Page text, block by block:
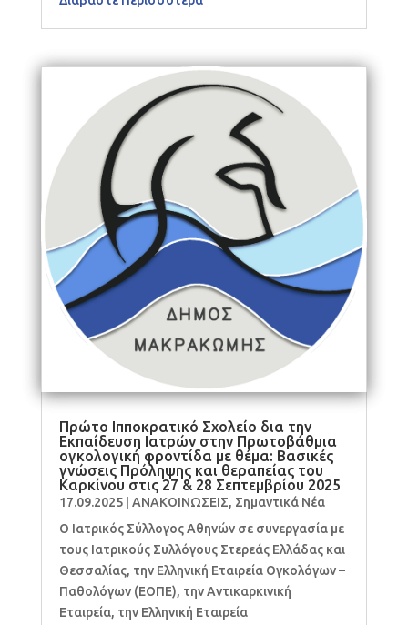
Πρώτο Ιπποκρατικό Σχολείο δια την
Εκπαίδευση Ιατρών στην Πρωτοβάθμια
ογκολογική φροντίδα με θέμα: Βασικές
γνώσεις Πρόληψης και θεραπείας του
Καρκίνου στις 27 & 28 Σεπτεμβρίου 2025
17.09.2025| ΑΝΑΚΟΙΝΩΣΕΙΣ, Σημαντικά Νέα
Ο Ιατρικός Σύλλογος Αθηνών σε συνεργασία με
τους Ιατρικούς Συλλόγους Στερεάς Ελλάδας και
Θεσσαλίας, την Ελληνική Εταιρεία Ογκολόγων –
Παθολόγων (ΕΟΠΕ), την Αντικαρκινική
Εταιρεία, την Ελληνική Εταιρεία